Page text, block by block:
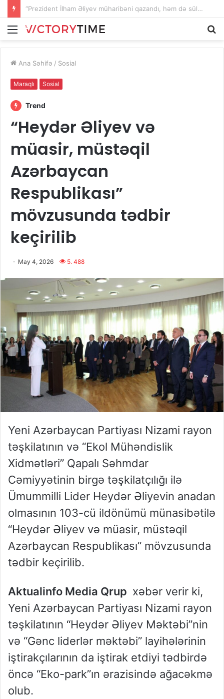
“Prezident İlham Əliyev müharibəni qazandı, həm də sülhü qazandı!”
Menu
Ana Səhifə / Sosial
Maraqlı Sosial
Trend
“Heydər Əliyev və
müasir, müstəqil
Azərbaycan
Respublikası”
mövzusunda tədbir
keçirilib
May 4, 2026 5. 488
Yeni Azərbaycan Partiyası Nizami rayon
təşkilatının və “Ekol Mühəndislik
Xidmətləri” Qapalı Səhmdar
Cəmiyyətinin birgə təşkilatçılığı ilə
Ümummilli Lider Heydər Əliyevin anadan
olmasının 103-cü ildönümü münasibətilə
“Heydər Əliyev və müasir, müstəqil
Azərbaycan Respublikası” mövzusunda
tədbir keçirilib.
Aktualinfo Media Qrup xəbər verir ki,
Yeni Azərbaycan Partiyası Nizami rayon
təşkilatının “Heydər Əliyev Məktəbi”nin
və “Gənc liderlər məktəbi” layihələrinin
iştirakçılarının da iştirak etdiyi tədbirdə
öncə “Eko-park”ın ərazisində ağacəkmə
olub.